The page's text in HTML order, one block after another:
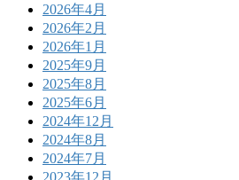
2026年4月
2026年2月
2026年1月
2025年9月
2025年8月
2025年6月
2024年12月
2024年8月
2024年7月